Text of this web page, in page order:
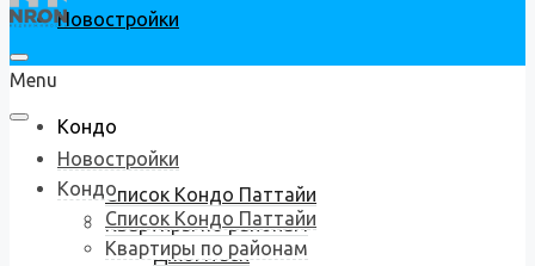
Новостройки
Кондо
Список Кондо Паттайи
Квартиры по районам
Джомтьен
Menu
Новостройки
Кондо
Список Кондо Паттайи
Квартиры по районам